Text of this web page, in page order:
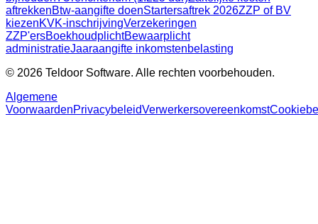
aftrekkenBtw-aangifte doenStartersaftrek 2026ZZP of BV
kiezenKVK-inschrijvingVerzekeringen
ZZP'ersBoekhoudplichtBewaarplicht
administratieJaaraangifte inkomstenbelasting
© 2026 Teldoor Software. Alle rechten voorbehouden.
Algemene
VoorwaardenPrivacybeleidVerwerkersovereenkomst